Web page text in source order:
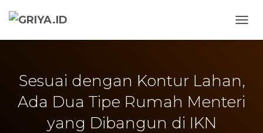
Sesuai dengan Kontur Lahan,
Ada Dua Tipe Rumah Menteri
yang Dibangun di IKN